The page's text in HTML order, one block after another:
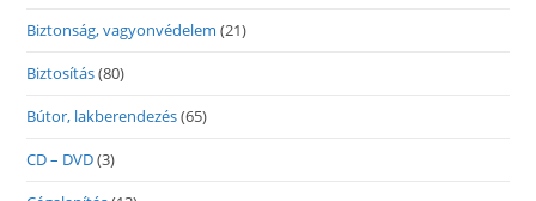
Biztonság, vagyonvédelem (21)
Biztosítás(80)
Bútor, lakberendezés(65)
CD – DVD(3)